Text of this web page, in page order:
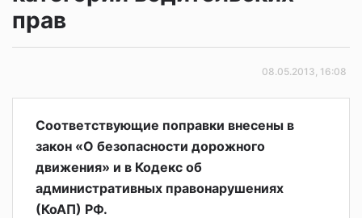
прав
08.05.2013, 16:08
Соответствующие поправки внесены в
закон «О безопасности дорожного
движения» и в Кодекс об
административных правонарушениях
(КоАП) РФ.